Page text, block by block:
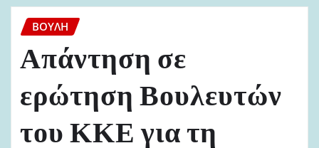
ΒΟΥΛΉ
Απάντηση σε
ερώτηση Βουλευτών
του ΚΚΕ για τη